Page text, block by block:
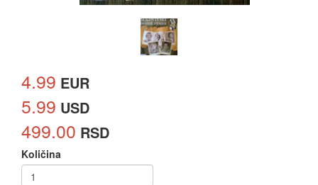
4.99 EUR
5.99 USD
499.00 RSD
Količina